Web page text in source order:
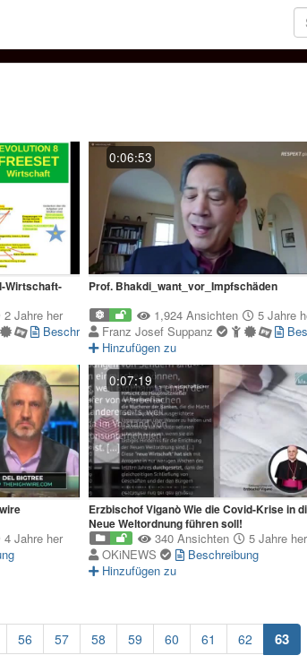
Wirtschaft-
2 Jahre her
Beschreibung
0:06:53
Prof. Bhakdi_want_vor_Impfschäden
1,924 Ansichten
5 Jahre
Franz Josef Suppanz
Hinzufügen zu
4 Jahre her
0:07:19
Erzbischof Viganò Wie die Covid-Krise in
Neue Weltordnung führen soll!
340 Ansichten
5 Jahre her
OKiNEWS
Beschreibung
Hinzufügen zu
56 57 58 59 60 61 62 63